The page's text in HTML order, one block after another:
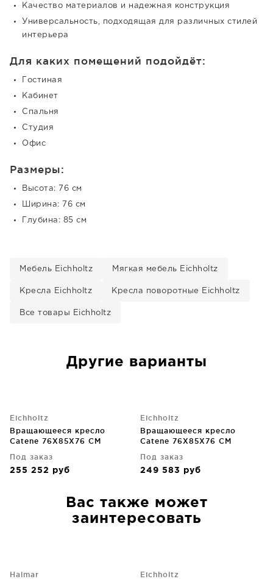
Качество материалов и надежная конструкция
Универсальность, подходящая для различных стилей
интерьера
Для каких помещений подойдёт:
Гостиная
Кабинет
Спальня
Студия
Офис
Размеры:
Высота: 76 см
Ширина: 76 см
Глубина: 85 см
Мебель Eichholtz Мягкая мебель Eichholtz
Кресла Eichholtz Кресла поворотные Eichholtz
Все товары Eichholtz
Другие варианты
Eichholtz
Вращающееся кресло
Catene 76X85X76 CM
Под заказ
255 252 руб
Eichholtz
Вращающееся кресло
Catene 76X85X76 CM
Под заказ
249 583 руб
Вас также может
заинтересовать
Halmar
Eichholtz